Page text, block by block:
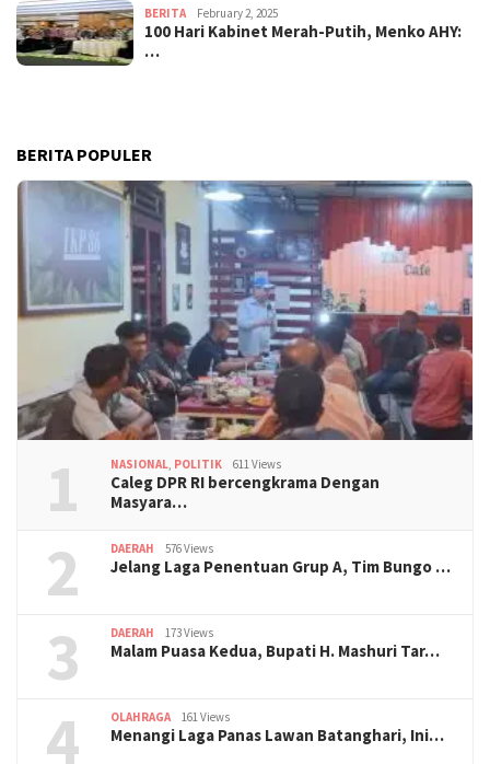
BERITA February 2, 2025
100 Hari Kabinet Merah-Putih, Menko AHY:
…
BERITA POPULER
1 NASIONAL, POLITIK 611 Views
Caleg DPR RI bercengkrama Dengan
Masyara…
2 DAERAH 576 Views
Jelang Laga Penentuan Grup A, Tim Bungo …
3 DAERAH 173 Views
Malam Puasa Kedua, Bupati H. Mashuri Tar…
4 OLAHRAGA 161 Views
Menangi Laga Panas Lawan Batanghari, Ini…